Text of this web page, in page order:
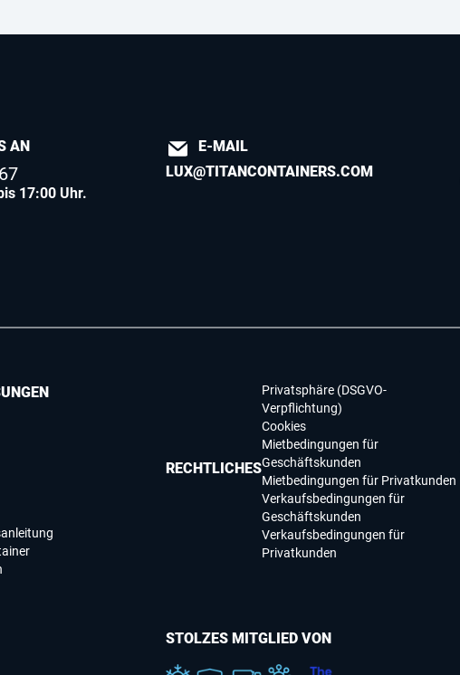
AN
17:00 Uhr.
E-MAIL
LUX@TITANCONTAINERS.COM
RECHTLICHES
Privatsphäre (DSGVO-
Verpflichtung)
Cookies
Mietbedingungen für
Geschäftskunden
Mietbedingungen für Privatkunden
Verkaufsbedingungen für
Geschäftskunden
Verkaufsbedingungen für
Privatkunden
STOLZES MITGLIED VON